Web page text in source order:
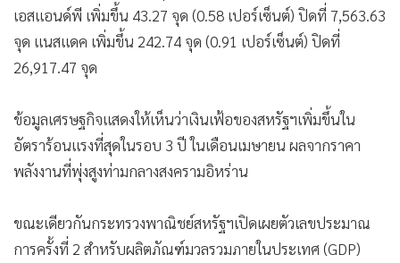
เอสแอนด์พี เพิ่มขึ้น 43.27 จุด (0.58 เปอร์เซ็นต์) ปิดที่ 7,563.63
จุด แนสแดค เพิ่มขึ้น 242.74 จุด (0.91 เปอร์เซ็นต์) ปิดที่
26,917.47 จุด
ข้อมูลเศรษฐกิจแสดงให้เห็นว่าเงินเฟ้อของสหรัฐฯเพิ่มขึ้นใน
อัตราร้อนแรงที่สุดในรอบ 3 ปี ในเดือนเมษายน ผลจากราคา
พลังงานที่พุ่งสูงท่ามกลางสงครามอิหร่าน
ขณะเดียวกันกระทรวงพาณิชย์สหรัฐฯเปิดเผยตัวเลขประมาณ
การครั้งที่ 2 สำหรับผลิตภัณฑ์มวลรวมภายในประเทศ (GDP)